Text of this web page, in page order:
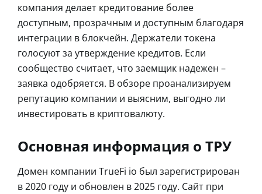
компания делает кредитование более
доступным, прозрачным и доступным благодаря
интеграции в блокчейн. Держатели токена
голосуют за утверждение кредитов. Если
сообщество считает, что заемщик надежен –
заявка одобряется. В обзоре проанализируем
репутацию компании и выясним, выгодно ли
инвестировать в криптовалюту.
Основная информация о ТРУ
Домен компании TrueFi io был зарегистрирован
в 2020 году и обновлен в 2025 году. Сайт при